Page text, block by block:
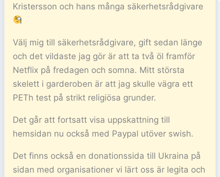
Kristersson och hans många säkerhetsrådgivare
Välj mig till säkerhetsrådgivare, gift sedan länge
och det vildaste jag gör är att ta två öl framför
Netflix på fredagen och somna. Mitt största
skelett i garderoben är att jag skulle vägra ett
PETh test på strikt religiösa grunder.
Det går att fortsatt visa uppskattning till
hemsidan nu också med Paypal utöver swish.
Det finns också en donationssida till Ukraina på
sidan med organisationer vi lärt oss är legita och